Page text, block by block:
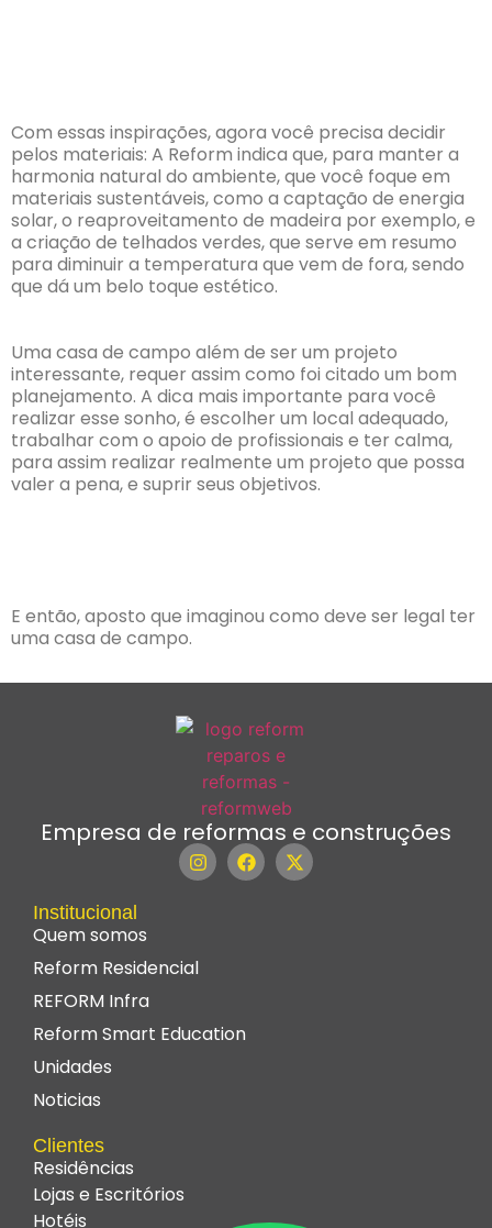
Com essas inspirações, agora você precisa decidir
pelos materiais: A Reform indica que, para manter a
harmonia natural do ambiente, que você foque em
materiais sustentáveis, como a captação de energia
solar, o reaproveitamento de madeira por exemplo, e
a criação de telhados verdes, que serve em resumo
para diminuir a temperatura que vem de fora, sendo
que dá um belo toque estético.
Uma casa de campo além de ser um projeto
interessante, requer assim como foi citado um bom
planejamento. A dica mais importante para você
realizar esse sonho, é escolher um local adequado,
trabalhar com o apoio de profissionais e ter calma,
para assim realizar realmente um projeto que possa
valer a pena, e suprir seus objetivos.
E então, aposto que imaginou como deve ser legal ter
uma casa de campo.
Empresa de reformas e construções
Institucional
Quem somos
Reform Residencial
REFORM Infra
Reform Smart Education
Unidades
Noticias
Clientes
Residências
Lojas e Escritórios
Hotéis